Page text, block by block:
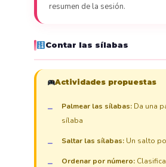
resumen de la sesión.
Contar las sílabas
Actividades propuestas
Palmear las sílabas:Da una
sílaba
Saltar las sílabas:Un salto
Ordenar por número: